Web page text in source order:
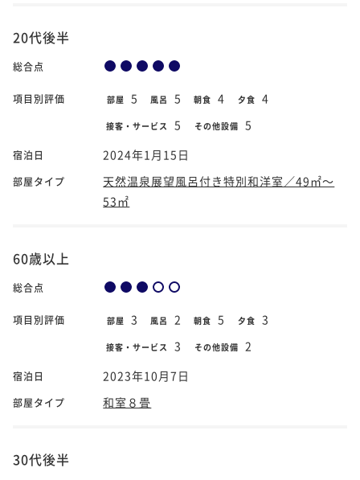
20代後半
総合点
項目別評価 部屋 5 風呂 5 朝食 4 夕食 4
接客・サービス 5 その他設備 5
宿泊日 2024年1月15日
部屋タイプ
天然温泉展望風呂付き特別和洋室／49㎡～
53㎡
60歳以上
総合点
項目別評価 部屋 3 風呂 2 朝食 5 夕食 3
接客・サービス 3 その他設備 2
宿泊日 2023年10月7日
部屋タイプ 和室８畳
30代後半